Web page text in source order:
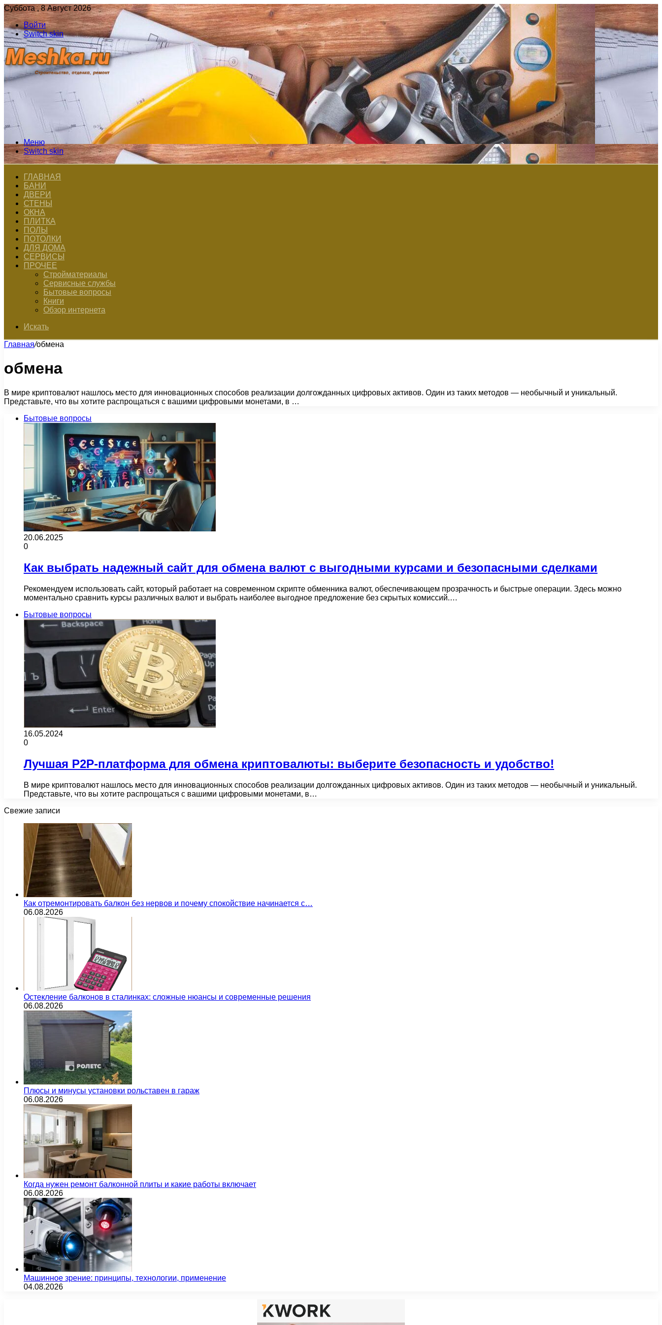
Суббота , 8 Август 2026
Войти
Switch skin
Меню
Switch skin
ГЛАВНАЯ
БАНИ
ДВЕРИ
СТЕНЫ
ОКНА
ПЛИТКА
ПОЛЫ
ПОТОЛКИ
ДЛЯ ДОМА
СЕРВИСЫ
ПРОЧЕЕ
Стройматериалы
Сервисные службы
Бытовые вопросы
Книги
Обзор интернета
Искать
Главная/обмена
обмена
В мире криптовалют нашлось место для инновационных способов реализации долгожданных цифровых активов. Один из таких методов — необычный и уникальный.
Представьте, что вы хотите распрощаться с вашими цифровыми монетами, в …
Бытовые вопросы
20.06.2025
0
Как выбрать надежный сайт для обмена валют с выгодными курсами и безопасными сделками
Рекомендуем использовать сайт, который работает на современном скрипте обменника валют, обеспечивающем прозрачность и быстрые операции. Здесь можно
моментально сравнить курсы различных валют и выбрать наиболее выгодное предложение без скрытых комиссий.…
Бытовые вопросы
16.05.2024
0
Лучшая P2P-платформа для обмена криптовалюты: выберите безопасность и удобство!
В мире криптовалют нашлось место для инновационных способов реализации долгожданных цифровых активов. Один из таких методов — необычный и уникальный.
Представьте, что вы хотите распрощаться с вашими цифровыми монетами, в…
Свежие записи
Как отремонтировать балкон без нервов и почему спокойствие начинается с…
06.08.2026
Остекление балконов в сталинках: сложные нюансы и современные решения
06.08.2026
Плюсы и минусы установки рольставен в гараж
06.08.2026
Когда нужен ремонт балконной плиты и какие работы включает
06.08.2026
Машинное зрение: принципы, технологии, применение
04.08.2026